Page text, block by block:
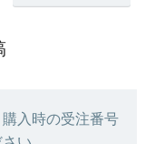
入時の受注番号